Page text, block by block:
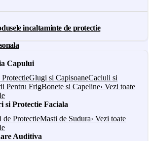
incaltaminte de protectie
Capului
ProtectieGlugi si CapisoaneCaciuli si
Pentru FrigBonete si Capeline› Vezi toate
si Protectie Faciala
de ProtectieMasti de Sudura› Vezi toate
Auditiva